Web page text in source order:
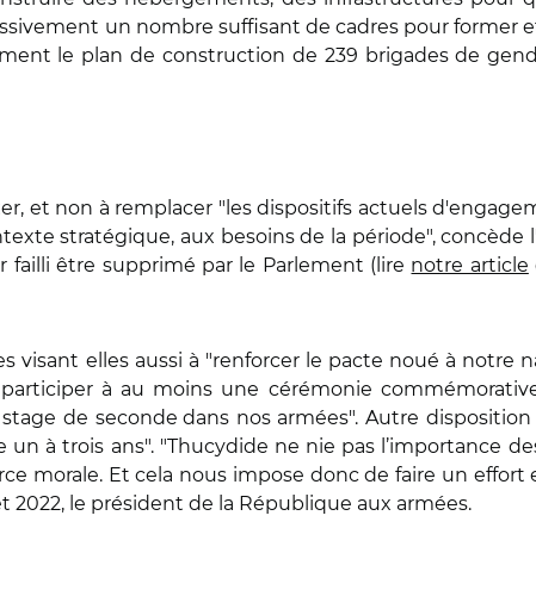
un nombre suffisant de cadres pour former
le plan de construction de 239 brigades de
et non à remplacer "les dispositifs actuels
stratégique, aux besoins de la période", concède
être supprimé par le Parlement (lire notre article
visant elles aussi à "renforcer le pacte noué à notre
à au moins une cérémonie
de seconde dans nos armées". Autre disposition
un à trois ans". "Thucydide ne nie pas l’importance
morale. Et cela nous impose donc de faire un effort
2022, le président de la République aux armées.